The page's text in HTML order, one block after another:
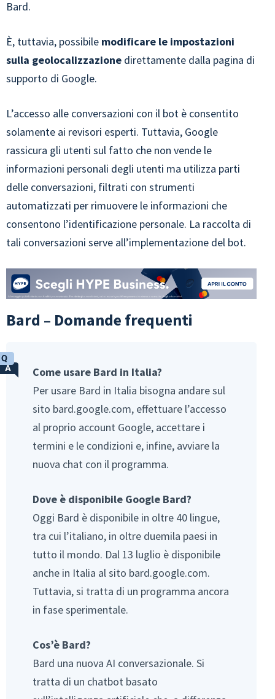
Bard.
È, tuttavia, possibile modificare le impostazioni
sulla geolocalizzazione direttamente dalla pagina di
supporto di Google.
L’accesso alle conversazioni con il bot è consentito
solamente ai revisori esperti. Tuttavia, Google
rassicura gli utenti sul fatto che non vende le
informazioni personali degli utenti ma utilizza parti
delle conversazioni, filtrati con strumenti
automatizzati per rimuovere le informazioni che
consentono l’identificazione personale. La raccolta di
tali conversazioni serve all’implementazione del bot.
Bard – Domande frequenti
Come usare Bard in Italia?
Per usare Bard in Italia bisogna andare sul
sito bard.google.com, effettuare l’accesso
al proprio account Google, accettare i
termini e le condizioni e, infine, avviare la
nuova chat con il programma.
Dove è disponibile Google Bard?
Oggi Bard è disponibile in oltre 40 lingue,
tra cui l’italiano, in oltre duemila paesi in
tutto il mondo. Dal 13 luglio è disponibile
anche in Italia al sito bard.google.com.
Tuttavia, si tratta di un programma ancora
in fase sperimentale.
Cos’è Bard?
Bard una nuova AI conversazionale. Si
tratta di un chatbot basato